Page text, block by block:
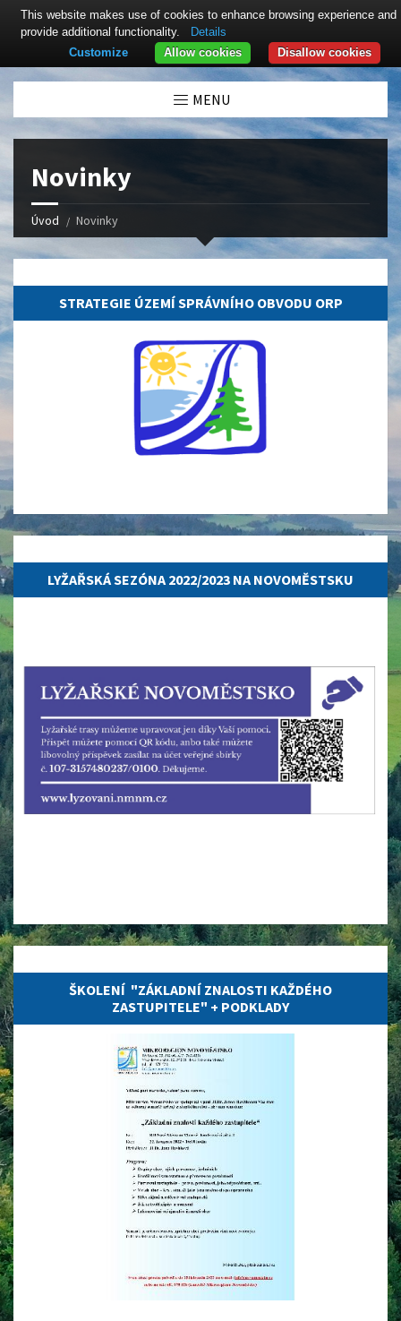
Click here to revoke the Cookie consent
MENU
Novinky
Úvod Novinky
STRATEGIE ÚZEMÍ SPRÁVNÍHO OBVODU ORP
LYŽAŘSKÁ SEZÓNA 2022/2023 NA NOVOMĚSTSKU
ŠKOLENÍ "ZÁKLADNÍ ZNALOSTI KAŽDÉHO
ZASTUPITELE" + PODKLADY
This website makes use of cookies to enhance browsing experience and
provide additional functionality.
Details
Disallow cookies
Allow cookies
Customize